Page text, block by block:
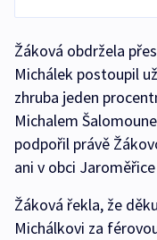
Žáková obdržela
Michálek postoupil
zhruba jeden
Michalem
podpořil právě
ani v obci
Žáková řekla, že
Michálkovi za